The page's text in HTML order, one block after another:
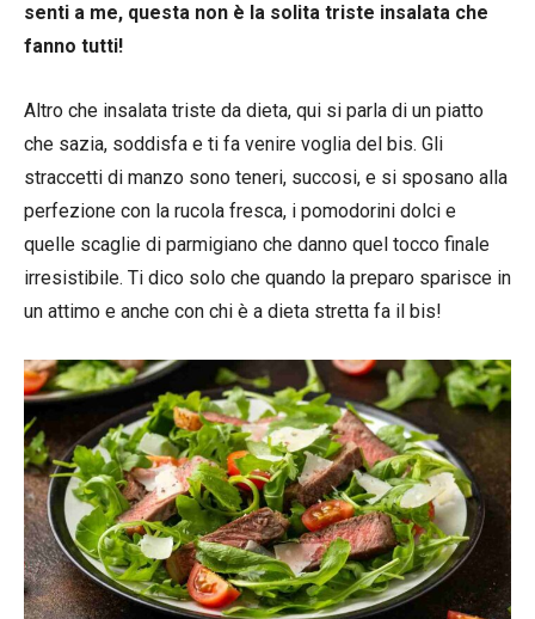
senti a me, questa non è la solita triste insalata che
fanno tutti!
Altro che insalata triste da dieta, qui si parla di un piatto
che sazia, soddisfa e ti fa venire voglia del bis. Gli
straccetti di manzo sono teneri, succosi, e si sposano alla
perfezione con la rucola fresca, i pomodorini dolci e
quelle scaglie di parmigiano che danno quel tocco finale
irresistibile. Ti dico solo che quando la preparo sparisce in
un attimo e anche con chi è a dieta stretta fa il bis!